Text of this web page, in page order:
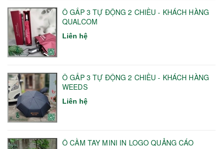
Ô GẤP 3 TỰ ĐỘNG 2 CHIỀU - KHÁCH HÀNG
QUALCOM
Liên hệ
Ô GẤP 3 TỰ ĐỘNG 2 CHIỀU - KHÁCH HÀNG
WEEDS
Liên hệ
Ô CẦM TAY MINI IN LOGO QUẢNG CÁO